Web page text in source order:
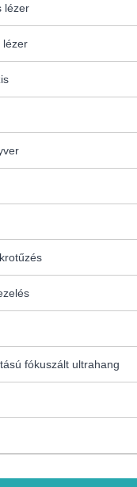
lézer
lézer
fókuszált ultrahang